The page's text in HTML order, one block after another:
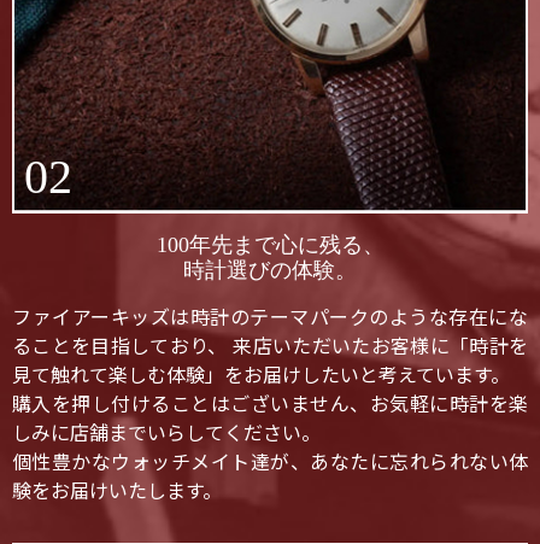
02
100年先まで心に残る、
時計選びの体験。
ファイアーキッズは時計のテーマパークのような存在にな
ることを目指しており、 来店いただいたお客様に「時計を
見て触れて楽しむ体験」をお届けしたいと考えています。
購入を押し付けることはございません、お気軽に時計を楽
しみに店舗までいらしてください。
個性豊かなウォッチメイト達が、あなたに忘れられない体
験をお届けいたします。